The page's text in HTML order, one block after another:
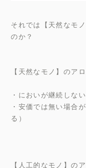
それでは【天然なモ
のか？
【天然なモノ】のア
・においが継続しない
・安価では無い場合
る）
【人工的なモノ】の